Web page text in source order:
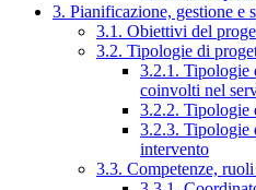
3. Pianificazione, gestione e
3.1. Obiettivi del
3.2. Tipologie di
3.2.1. Tipologie
coinvolti nel
3.2.2. Tipologie
3.2.3. Tipologie
intervento
3.3. Competenze,